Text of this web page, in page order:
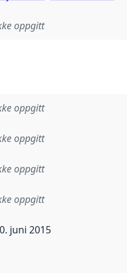
oppgitt
oppgitt
oppgitt
oppgitt
oppgitt
i dette datasettet
juni 2015